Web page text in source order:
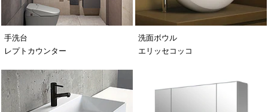
手洗台
レプトカウンター
洗面ボウル
エリッセコッコ